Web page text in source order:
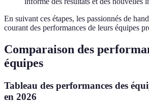
En suivant ces étapes, les passionnés de
courant des performances de leurs équipes
Comparaison des
équipes
Tableau des performances des
en 2026